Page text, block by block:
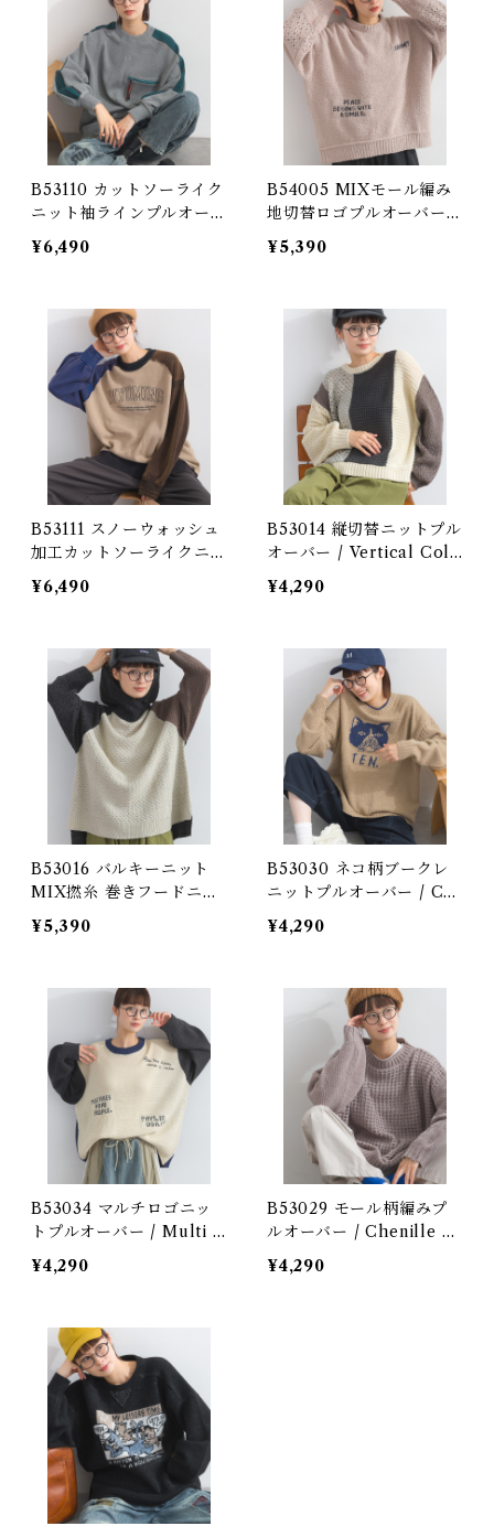
B53110 カットソーライク
ニット袖ラインプルオーバ
ー / Cut and Sewn-Like
Knit Sleeve Line Pullov
¥6,490
B54005 MIXモール編み
地切替ロゴプルオーバー /
MIX Chenille Knit Log
o Pullover
¥5,390
B53111 スノーウォッシュ
加工カットソーライクニッ
トヴィンテージ風ロゴプル
オーバー / Snow-Wash
Vintage Logo Pullover
¥6,490
B53014 縦切替ニットプル
オーバー / Vertical Colo
r Block Knit Pullover
(残りわずか)
¥4,290
B53016 バルキーニット
MIX撚糸 巻きフードニッ
トパーカー / Bulky Knit
Mixed-Yarn Hooded Kn
¥5,390
B53030 ネコ柄ブークレ
ニットプルオーバー / Cat
Pattern Bouclé Knit Pu
llover
¥4,290
B53034 マルチロゴニッ
トプルオーバー / Multi L
ogo Knit Pullover (残り
わずか)
¥4,290
B53029 モール柄編みプ
ルオーバー / Chenille 5
G Pattern Knit Pullove
r (残りわずか)
¥4,290